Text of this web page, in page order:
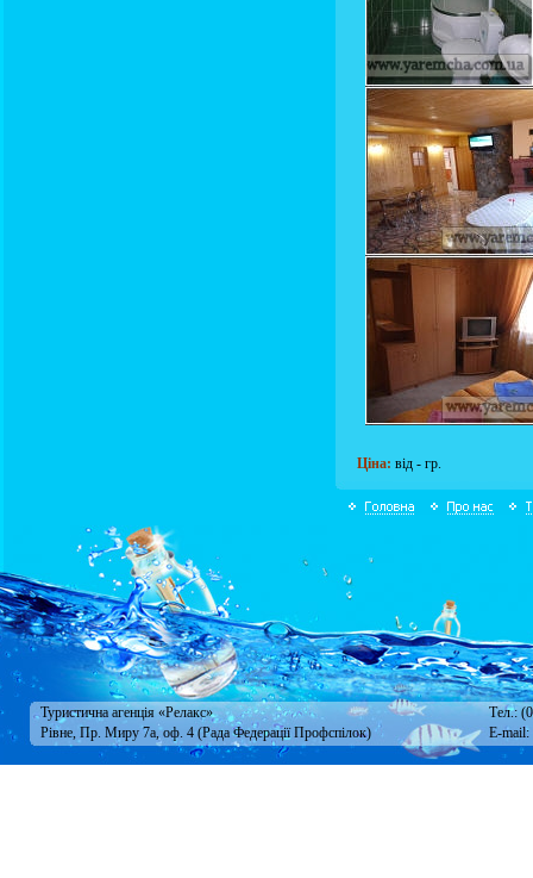
Ціна: від - гр.
Туристична агенція «Релакс»
Тел.:
Рівне, Пр. Миру 7а, оф. 4 (Рада Федерації Профспілок)
E-mail: